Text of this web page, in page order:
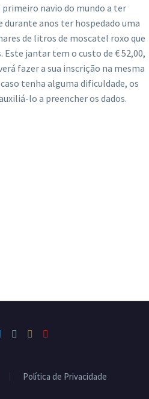
navio do mundo a ter
durante anos ter hospedado uma
de litros de moscatel roxo que
Este jantar tem o custo de € 52,00,
fazer a sua inscrição na mesma
tenha alguma dificuldade, os
lo a preencher os dados.
Política de Privacidade